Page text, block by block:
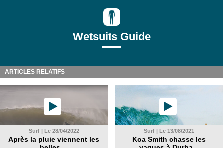
Wetsuits Guide
ARTICLES RELATIFS
Surf | Le 28/04/2022
Après la pluie viennent les
Surf | Le 13/08/2021
Koa Smith chasse les